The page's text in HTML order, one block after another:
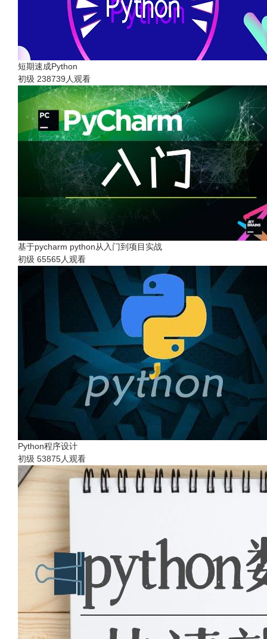
短期速成Python
初级 238739人观看
基于pycharm python从入门到项目实战
初级 65565人观看
Python程序设计
初级 53875人观看